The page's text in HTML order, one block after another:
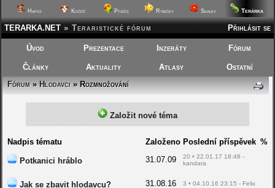
Hafíci Kočičí Ptáčci Rybičky Skalky Terárka
Přihlásit se
TERARKA.NET » Teraristické fórum
Úvod Prezentace Inzeráty Fórum
Články Aktuality Atlasy
Ostatní
Fórum»Hlodavci»Rozmnožování
Založit nové téma
Nadpis tématu Založeno Poslední příspěvek %
Potkanici hráblo 31.07.09
20 • 22.01.17 18:48 -
kandara
Jak se zbavit hlodavcu? 31.08.16 3 • 04.10.16 23:15 - Felix